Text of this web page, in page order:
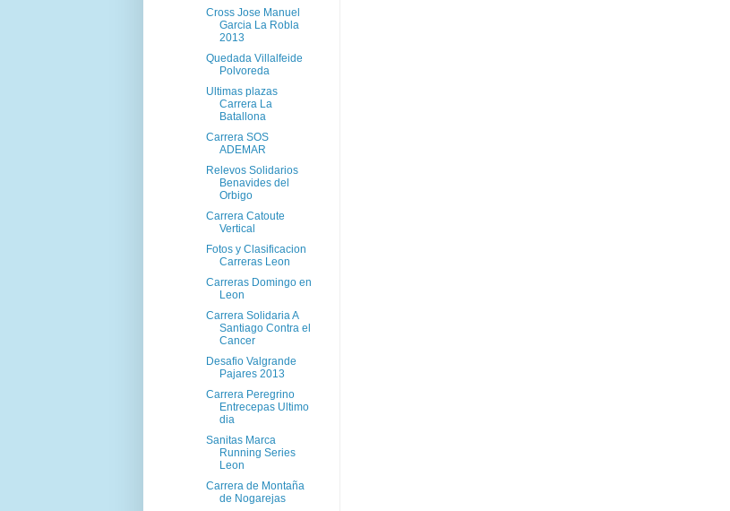
Cross Jose Manuel
Garcia La Robla
2013
Quedada Villalfeide
Polvoreda
Ultimas plazas
Carrera La
Batallona
Carrera SOS
ADEMAR
Relevos Solidarios
Benavides del
Orbigo
Carrera Catoute
Vertical
Fotos y Clasificacion
Carreras Leon
Carreras Domingo en
Leon
Carrera Solidaria A
Santiago Contra el
Cancer
Desafio Valgrande
Pajares 2013
Carrera Peregrino
Entrecepas Ultimo
dia
Sanitas Marca
Running Series
Leon
Carrera de Montaña
de Nogarejas